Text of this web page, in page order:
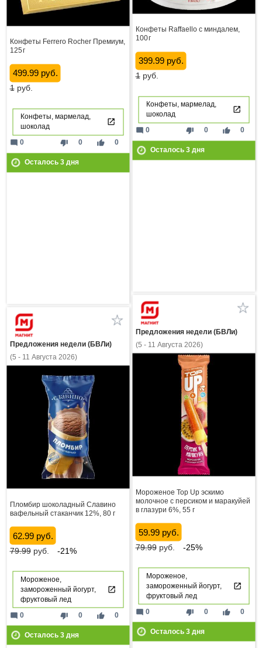
Конфеты Raffaello с миндалем,
100 г
399.99 руб.
1руб.
Конфеты, мармелад,
шоколад
thumb_down 0 thumb_up 0
mode_comment 0
Осталось 3дня
Конфеты Ferrero Rocher Премиум,
125 г
499.99 руб.
1руб.
Конфеты, мармелад,
шоколад
thumb_down 0 thumb_up 0
mode_comment 0
Осталось 3дня
Предложения недели (БВЛи)
(5 - 11 Августа 2026)
Мороженое Top Up эскимо
молочное с персиком и маракуйей
в глазури 6%, 55 г
59.99 руб.
79.99руб. -25%
Мороженое,
замороженный йогурт,
фруктовый лед
thumb_down 0 thumb_up 0
mode_comment 0
Осталось 3дня
Предложения недели (БВЛи)
(5 - 11 Августа 2026)
Пломбир шоколадный Славино
вафельный стаканчик 12%, 80 г
62.99 руб.
79.99руб. -21%
Мороженое,
замороженный йогурт,
фруктовый лед
thumb_down 0 thumb_up 0
mode_comment 0
Осталось 3дня